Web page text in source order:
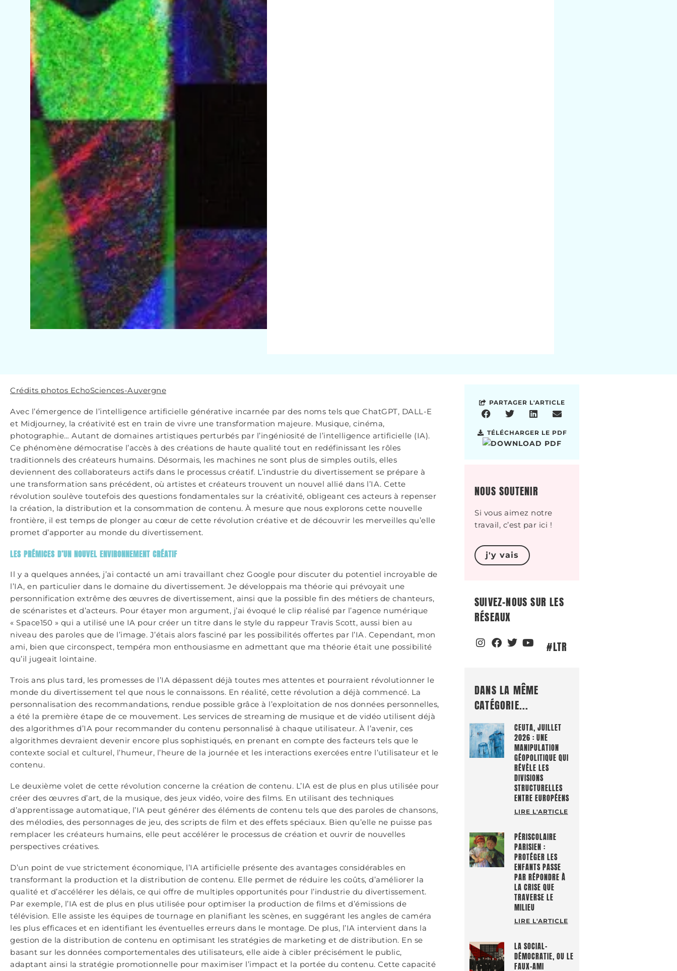
Crédits photos EchoSciences-Auvergne
Avec l’émergence de l’intelligence artificielle générative incarnée par des noms tels que ChatGPT, DALL-E
et Midjourney, la créativité est en train de vivre une transformation majeure. Musique, cinéma,
photographie… Autant de domaines artistiques perturbés par l’ingéniosité de l’intelligence artificielle (IA).
Ce phénomène démocratise l’accès à des créations de haute qualité tout en redéfinissant les rôles
traditionnels des créateurs humains. Désormais, les machines ne sont plus de simples outils, elles
deviennent des collaborateurs actifs dans le processus créatif. L’industrie du divertissement se prépare à
une transformation sans précédent, où artistes et créateurs trouvent un nouvel allié dans l’IA. Cette
révolution soulève toutefois des questions fondamentales sur la créativité, obligeant ces acteurs à repenser
la création, la distribution et la consommation de contenu. À mesure que nous explorons cette nouvelle
frontière, il est temps de plonger au cœur de cette révolution créative et de découvrir les merveilles qu’elle
promet d’apporter au monde du divertissement.
LES PRÉMICES D’UN NOUVEL ENVIRONNEMENT CRÉATIF
Il y a quelques années, j’ai contacté un ami travaillant chez Google pour discuter du potentiel incroyable de
l’IA, en particulier dans le domaine du divertissement. Je développais ma théorie qui prévoyait une
personnification extrême des œuvres de divertissement, ainsi que la possible fin des métiers de chanteurs,
de scénaristes et d’acteurs. Pour étayer mon argument, j’ai évoqué le clip réalisé par l’agence numérique
« Space150 » qui a utilisé une IA pour créer un titre dans le style du rappeur Travis Scott, aussi bien au
niveau des paroles que de l’image. J’étais alors fasciné par les possibilités offertes par l’IA. Cependant, mon
ami, bien que circonspect, tempéra mon enthousiasme en admettant que ma théorie était une possibilité
qu’il jugeait lointaine.
Trois ans plus tard, les promesses de l’IA dépassent déjà toutes mes attentes et pourraient révolutionner le
monde du divertissement tel que nous le connaissons. En réalité, cette révolution a déjà commencé. La
personnalisation des recommandations, rendue possible grâce à l’exploitation de nos données personnelles,
a été la première étape de ce mouvement. Les services de streaming de musique et de vidéo utilisent déjà
des algorithmes d’IA pour recommander du contenu personnalisé à chaque utilisateur. À l’avenir, ces
algorithmes devraient devenir encore plus sophistiqués, en prenant en compte des facteurs tels que le
contexte social et culturel, l’humeur, l’heure de la journée et les interactions exercées entre l’utilisateur et le
contenu.
Le deuxième volet de cette révolution concerne la création de contenu. L’IA est de plus en plus utilisée pour
créer des œuvres d’art, de la musique, des jeux vidéo, voire des films. En utilisant des techniques
d’apprentissage automatique, l’IA peut générer des éléments de contenu tels que des paroles de chansons,
des mélodies, des personnages de jeu, des scripts de film et des effets spéciaux. Bien qu’elle ne puisse pas
remplacer les créateurs humains, elle peut accélérer le processus de création et ouvrir de nouvelles
perspectives créatives.
D’un point de vue strictement économique, l’IA artificielle présente des avantages considérables en
transformant la production et la distribution de contenu. Elle permet de réduire les coûts, d’améliorer la
qualité et d’accélérer les délais, ce qui offre de multiples opportunités pour l’industrie du divertissement.
Par exemple, l’IA est de plus en plus utilisée pour optimiser la production de films et d’émissions de
télévision. Elle assiste les équipes de tournage en planifiant les scènes, en suggérant les angles de caméra
les plus efficaces et en identifiant les éventuelles erreurs dans le montage. De plus, l’IA intervient dans la
gestion de la distribution de contenu en optimisant les stratégies de marketing et de distribution. En se
basant sur les données comportementales des utilisateurs, elle aide à cibler précisément le public,
adaptant ainsi la stratégie promotionnelle pour maximiser l’impact et la portée du contenu. Cette capacité
PARTAGER L'ARTICLE
TÉLÉCHARGER LE PDF
NOUS SOUTENIR
Si vous aimez notre
travail, c’est par ici !
j'y vais
SUIVEZ-NOUS SUR LES
RÉSEAUX
#LTR
DANS LA MÊME
CATÉGORIE...
CEUTA, JUILLET
2026 : UNE
MANIPULATION
GÉOPOLITIQUE QUI
RÉVÈLE LES
DIVISIONS
STRUCTURELLES
ENTRE EUROPÉENS
LIRE L'ARTICLE
PÉRISCOLAIRE
PARISIEN :
PROTÉGER LES
ENFANTS PASSE
PAR RÉPONDRE À
LA CRISE QUE
TRAVERSE LE
MILIEU
LIRE L'ARTICLE
LA SOCIAL-
DÉMOCRATIE, OU LE
FAUX-AMI